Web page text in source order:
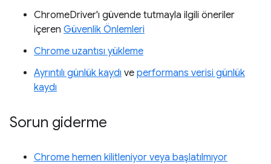
ChromeDriver'ı güvende tutmayla ilgili öneriler
içeren Güvenlik Önlemleri
Chrome uzantısı yükleme
Ayrıntılı günlük kaydı ve performans verisi günlük
kaydı
Sorun giderme
Chrome hemen kilitleniyor veya başlatılmıyor